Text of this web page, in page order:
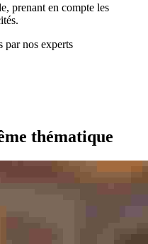
prenant en compte les
par nos experts
thématique